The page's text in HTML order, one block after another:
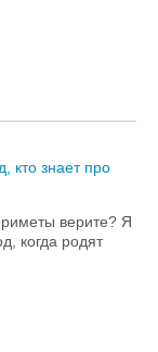
кто знает про
верите? Я
когда родят